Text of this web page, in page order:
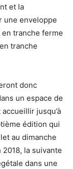
et la
une enveloppe
en tranche ferme
tranche
donc
un espace de
jusqu’à
édition qui
au dimanche
la suivante
dans une